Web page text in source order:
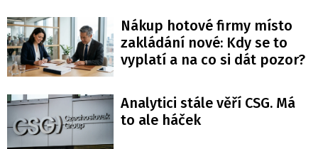
Nákup hotové firmy místo
zakládání nové: Kdy se to
vyplatí a na co si dát pozor?
Analytici stále věří CSG. Má
to ale háček